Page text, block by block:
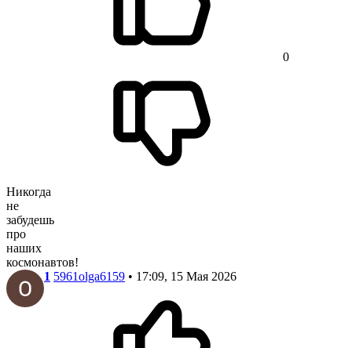
0
Никогда
не
забудешь
про
наших
космонавтов!
1 5961olga6159 • 17:09, 15 Мая 2026